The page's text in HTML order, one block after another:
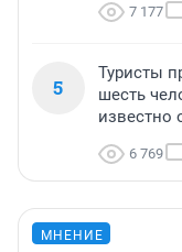
7 177
5
Туристы
шесть
известно
6 769
МНЕНИЕ